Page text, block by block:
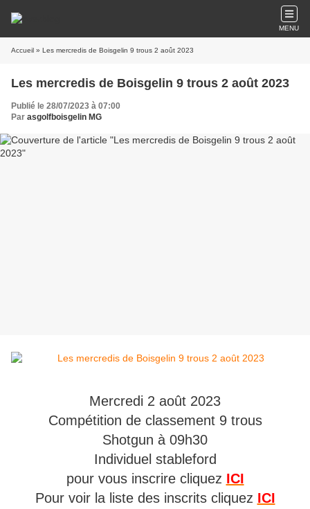
MENU
Accueil » Les mercredis de Boisgelin 9 trous 2 août 2023
Les mercredis de Boisgelin 9 trous 2 août 2023
Publié le 28/07/2023 à 07:00
Par asgolfboisgelin MG
Mercredi 2 août 2023
Compétition de classement 9 trous
Shotgun à 09h30
Individuel stableford
pour vous inscrire cliquez ICI
Pour voir la liste des inscrits cliquez ICI